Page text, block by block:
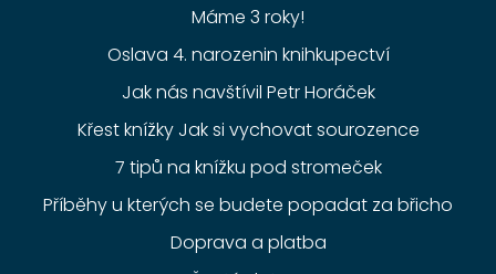
Máme 3 roky!
Oslava 4. narozenin knihkupectví
Jak nás navštívil Petr Horáček
Křest knížky Jak si vychovat sourozence
7 tipů na knížku pod stromeček
Příběhy u kterých se budete popadat za břicho
Doprava a platba